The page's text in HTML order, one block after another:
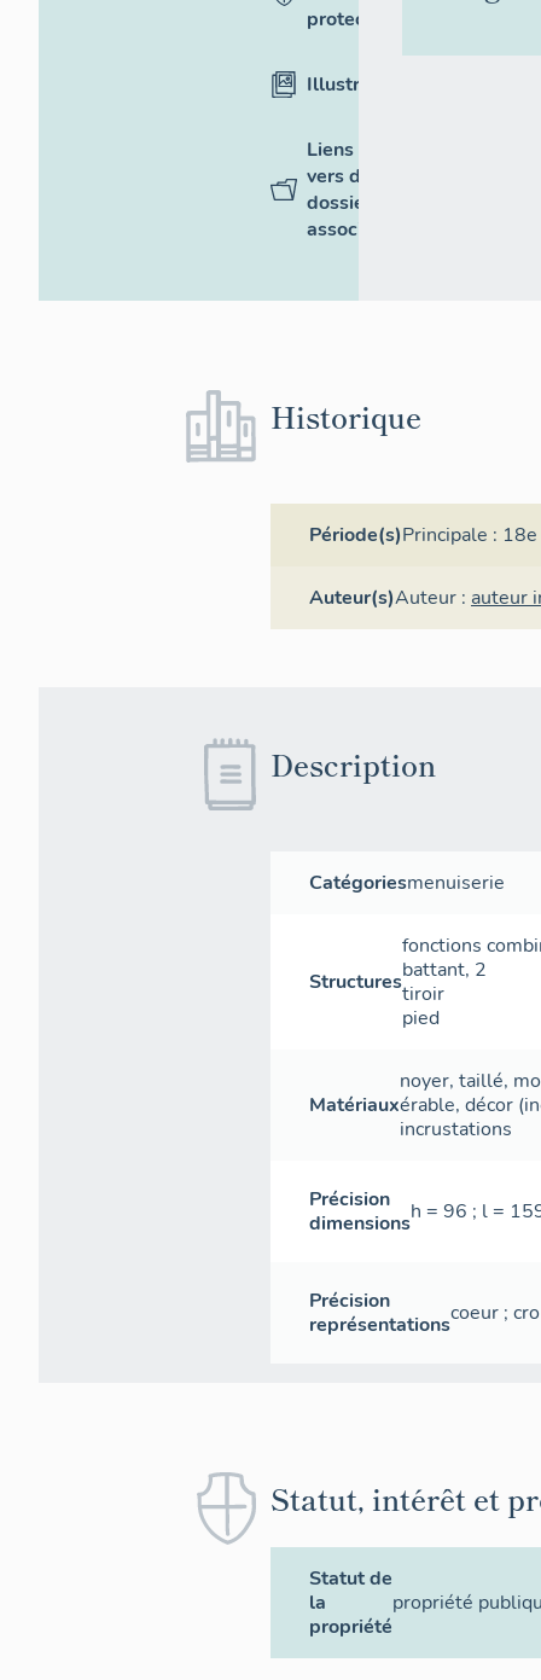
protection
Illustrations
Liens
vers des
dossiers
associés
Historique
Période(s)Principale :
Auteur(s)Auteur : auteur
Description
Catégoriesmenuiserie
Structures
fonctions
battant, 2
tiroir
pied
Matériaux
noyer, taillé,
érable, décor
incrustations
Précision
dimensionsh = 96 ; l =
Précision
représentationscoeur ;
Statut, intérêt et
Statut de
la
propriété
propriété